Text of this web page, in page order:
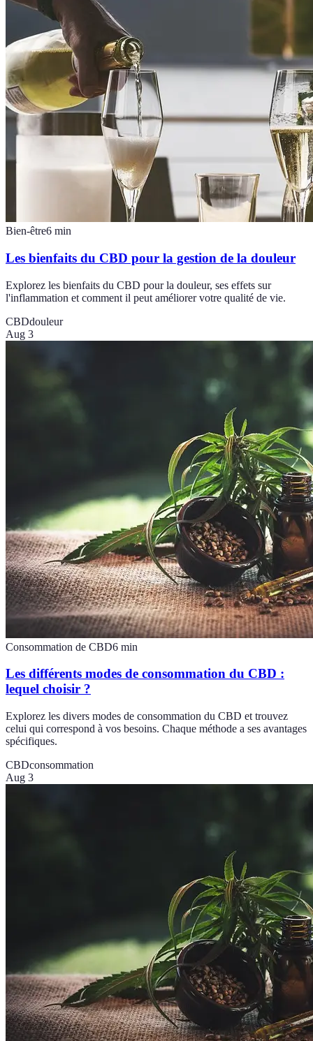
Bien-être6 min
Les bienfaits du CBD pour la gestion de la douleur
Explorez les bienfaits du CBD pour la douleur, ses effets sur
l'inflammation et comment il peut améliorer votre qualité de vie.
CBDdouleur
Aug 3
Consommation de CBD6 min
Les différents modes de consommation du CBD :
lequel choisir ?
Explorez les divers modes de consommation du CBD et trouvez
celui qui correspond à vos besoins. Chaque méthode a ses avantages
spécifiques.
CBDconsommation
Aug 3